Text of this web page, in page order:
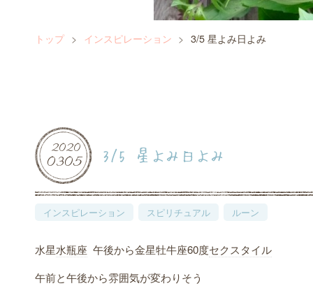
トップ > インスピレーション > 3/5 星よみ日よみ
2020
0305 3/5 星よみ日よみ
インスピレーション スピリチュアル ルーン
水星水瓶座 午後から金星牡牛座60度セクスタイル
午前と午後から雰囲気が変わりそう